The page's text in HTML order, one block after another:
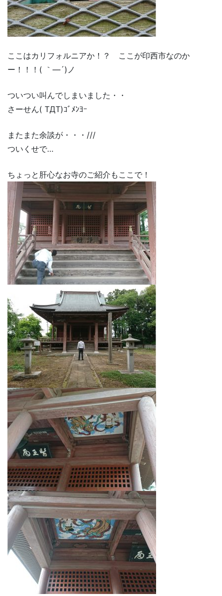
ここはカリフォルニアか！？ ここが印西市なのか
ー！！！( ｀―´)ノ
ついつい叫んでしまいました・・
さーせん( TДT)ｺﾞﾒﾝﾖｰ
またまた余談が・・・///
ついくせで…
ちょっと肝心なお寺のご紹介もここで！